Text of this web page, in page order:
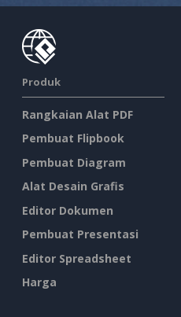
Produk
Rangkaian Alat PDF
Pembuat Flipbook
Pembuat Diagram
Alat Desain Grafis
Editor Dokumen
Pembuat Presentasi
Editor Spreadsheet
Harga